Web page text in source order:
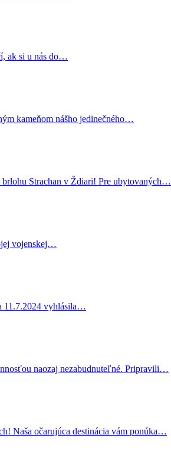
ak si u nás do…
kameňom nášho jedinečného…
brlohu Strachan v Ždiari! Pre ubytovaných…
vojenskej…
11.7.2024 vyhlásila…
naozaj nezabudnuteľné. Pripravili…
Naša očarujúca destinácia vám ponúka…